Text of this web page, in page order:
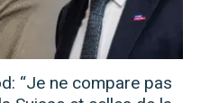
“Je ne compare pas